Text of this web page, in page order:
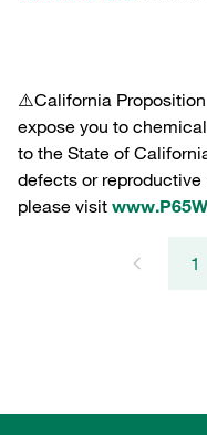
⚠️California
expose you to
to the State of
defects or reproductive
please visit
1